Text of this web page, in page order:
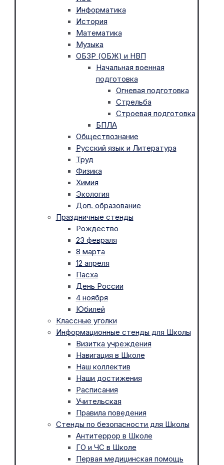
Информатика
История
Математика
Музыка
ОБЗР (ОБЖ) и НВП
Начальная военная
подготовка
Огневая подготовка
Стрельба
Строевая подготовка
БПЛА
Обществознание
Русский язык и Литература
Труд
Физика
Химия
Экология
Доп. образование
Праздничные стенды
Рождество
23 февраля
8 марта
12 апреля
Пасха
День России
4 ноября
Юбилей
Классные уголки
Информационные стенды для Школы
Визитка учреждения
Навигация в Школе
Наш коллектив
Наши достижения
Расписания
Учительская
Правила поведения
Стенды по безопасности для Школы
Антитеррор в Школе
ГО и ЧС в Школе
Первая медицинская помощь